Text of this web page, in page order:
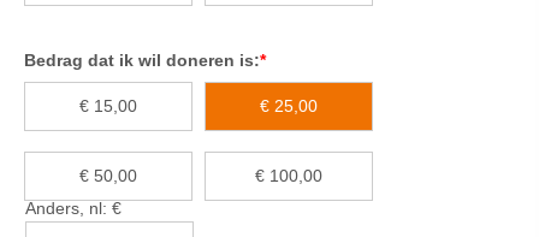
Bedrag dat ik wil doneren is:*
€ 15,00 € 25,00
€ 50,00
€ 100,00
Anders, nl: €